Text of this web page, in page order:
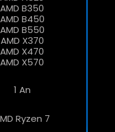
AMD B350
AMD B450
AMD B550
AMD X370
AMD X470
AMD X570
1 An
Ryzen 7